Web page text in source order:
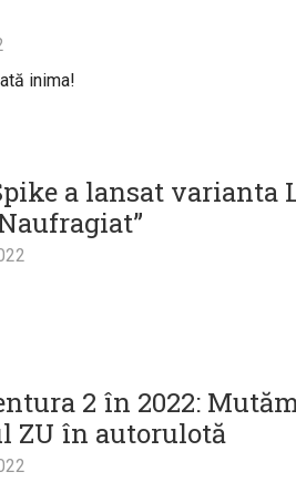
inima!
a lansat varianta
2 în 2022:
ZU în autorulotă